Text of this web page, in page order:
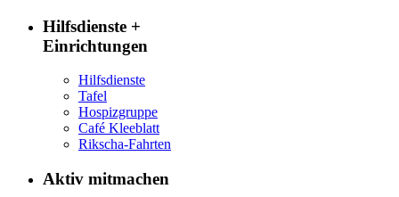
Hilfsdienste +
Einrichtungen
Hilfsdienste
Tafel
Hospizgruppe
Café Kleeblatt
Rikscha-Fahrten
Aktiv mitmachen